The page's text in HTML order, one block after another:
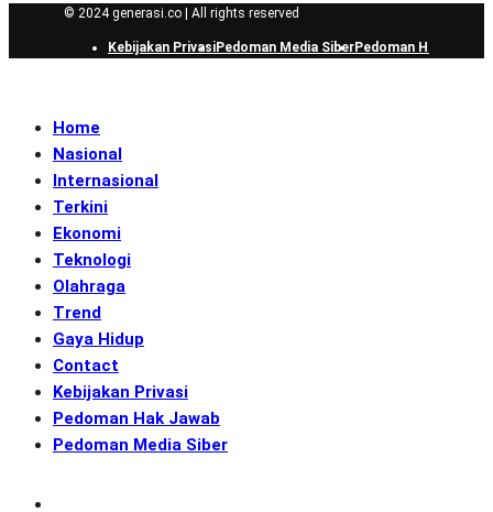
© 2024 generasi.co | All rights reserved
Kebijakan PrivasiPedoman Media SiberPedoman Hak Jawab
Home
Nasional
Internasional
Terkini
Ekonomi
Teknologi
Olahraga
Trend
Gaya Hidup
Contact
Kebijakan Privasi
Pedoman Hak Jawab
Pedoman Media Siber